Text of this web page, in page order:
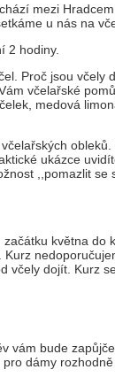
mezi
u nás na
2 hodiny.
Proč jsou včely
včelařské
medová
ukázce
,,pomazlit
května
včely dojít. Kurz
vám bude
dámy